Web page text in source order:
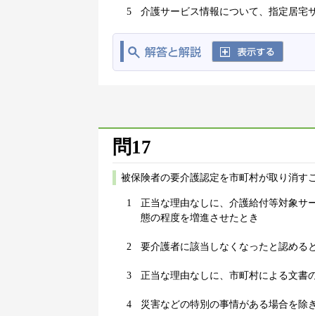
5 介護サービス情報について、指定居宅
問17
被保険者の要介護認定を市町村が取り消す
1
正当な理由なしに、介護給付等対象サ
態の程度を増進させたとき
2 要介護者に該当しなくなったと認める
3 正当な理由なしに、市町村による文書
4 災害などの特別の事情がある場合を除